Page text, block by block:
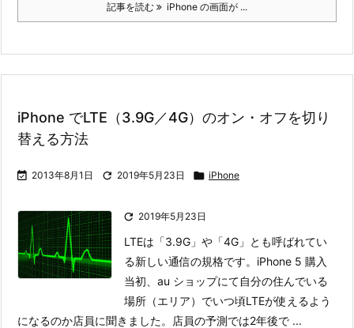
記事を読む iPhone の画面が ...
iPhone でLTE（3.9G／4G）のオン・オフを切り
替える方法
 2013年8月1日  2019年5月23日  iPhone
 2019年5月23日
LTEは「3.9G」や「4G」とも呼ばれてい
る新しい通信の規格です。iPhone 5 購入
当初、au ショップにて自分の住んでいる
場所（エリア）でいつ頃LTEが使えるよう
になるのか店員に聞きました。
店員の予測では2年後で ...